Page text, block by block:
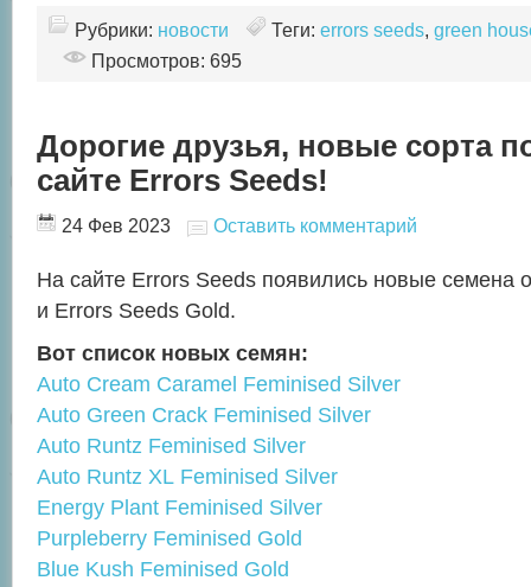
Рубрики: новости Теги: errors seeds, green
Просмотров: 695
Дорогие друзья, новые сорта
сайте Errors Seeds!
24 Фев 2023 Оставить комментарий
На сайте Errors Seeds появились новые семена
и Errors Seeds Gold.
Вот список новых семян:
Auto Cream Caramel Feminised Silver
Auto Green Crack Feminised Silver
Auto Runtz Feminised Silver
Auto Runtz XL Feminised Silver
Energy Plant Feminised Silver
Purpleberry Feminised Gold
Blue Kush Feminised Gold